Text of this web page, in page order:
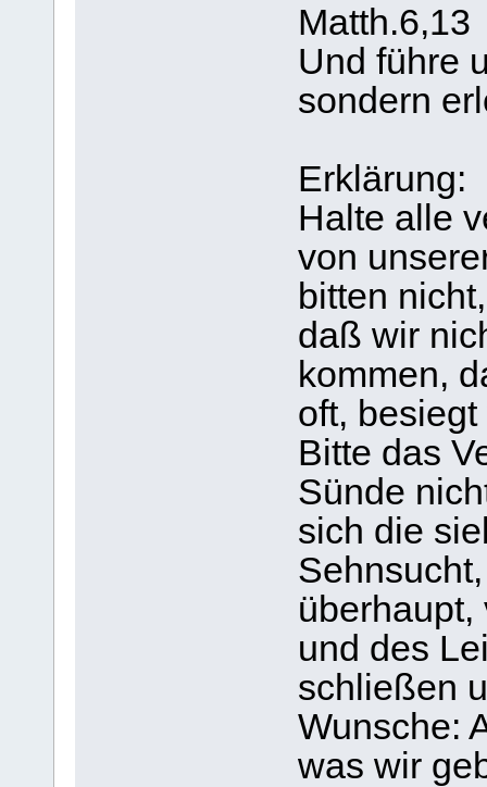
Matth.6,13
Und führe
sondern
Erklärung:
Halte alle
von
bitten
daß wir
kommen,
oft,
Bitte das
Sünde
sich die
und des
schließen
Wunsche:
was wir